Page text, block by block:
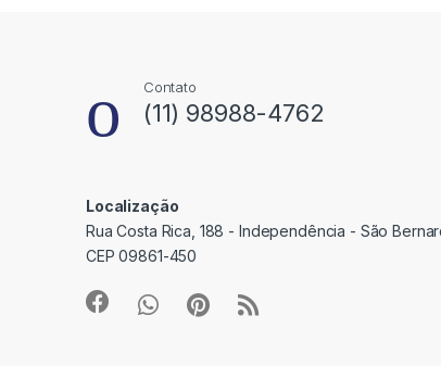
Contato
(11) 98988-4762
Localização
Rua Costa Rica, 188 - Independência - São
CEP 09861-450